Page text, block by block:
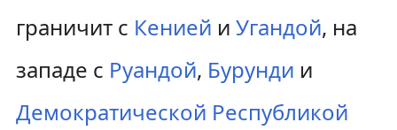
граничит с Кенией и Угандой, на
западе с Руандой, Бурунди и
Демократической Республикой